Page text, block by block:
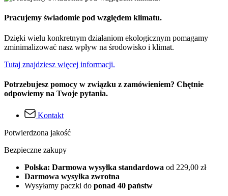
Pracujemy świadomie pod względem klimatu.
Dzięki wielu konkretnym działaniom ekologicznym pomagamy
zminimalizować nasz wpływ na środowisko i klimat.
Tutaj znajdziesz więcej informacji.
Potrzebujesz pomocy w związku z zamówieniem? Chętnie
odpowiemy na Twoje pytania.
Kontakt
Potwierdzona jakość
Bezpieczne zakupy
Polska: Darmowa wysyłka standardowa od 229,00 zł
Darmowa wysyłka zwrotna
Wysyłamy paczki do ponad 40 państw